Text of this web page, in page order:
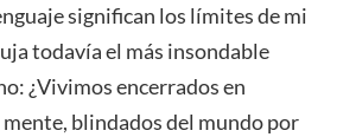
significan los límites de mi
todavía el más insondable
¿Vivimos encerrados en
blindados del mundo por